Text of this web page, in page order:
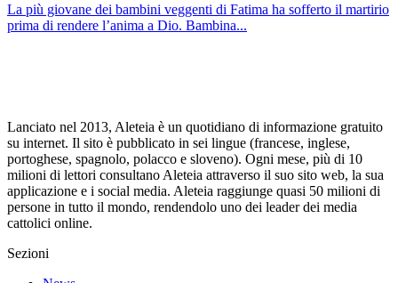
La più giovane dei bambini veggenti di Fatima ha sofferto il martirio
prima di rendere l’anima a Dio. Bambina...
Lanciato nel 2013, Aleteia è un quotidiano di informazione gratuito
su internet. Il sito è pubblicato in sei lingue (francese, inglese,
portoghese, spagnolo, polacco e sloveno). Ogni mese, più di 10
milioni di lettori consultano Aleteia attraverso il suo sito web, la sua
applicazione e i social media. Aleteia raggiunge quasi 50 milioni di
persone in tutto il mondo, rendendolo uno dei leader dei media
cattolici online.
Sezioni